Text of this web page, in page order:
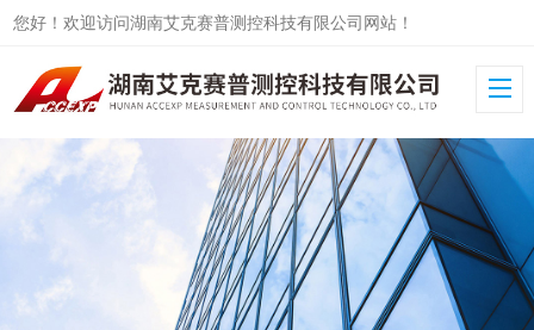
您好！欢迎访问湖南艾克赛普测控科技有限公司网站！